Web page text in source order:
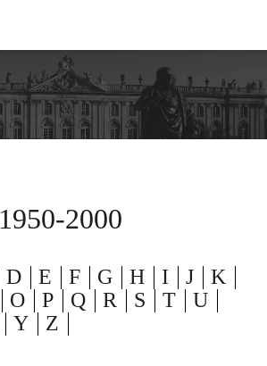
1950-2000
D E F G H I J
K
O P Q R S T
U
Y Z